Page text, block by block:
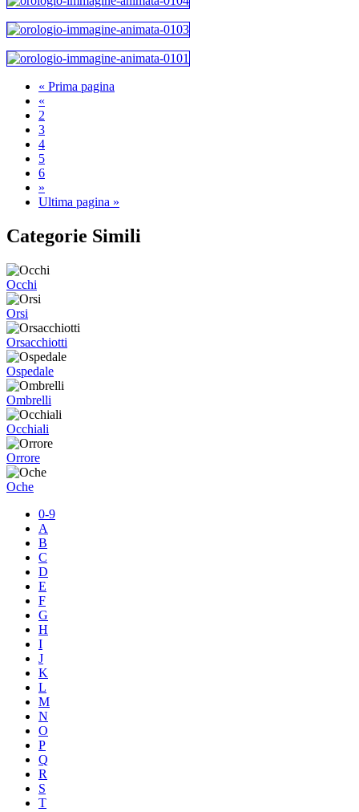
« Prima pagina
«
2
3
4
5
6
»
Ultima pagina »
Categorie Simili
Occhi
Orsi
Orsacchiotti
Ospedale
Ombrelli
Occhiali
Orrore
Oche
0-9
A
B
C
D
E
F
G
H
I
J
K
L
M
N
O
P
Q
R
S
T